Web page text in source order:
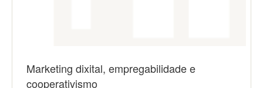
Marketing dixital, empregabilidade e
cooperativismo